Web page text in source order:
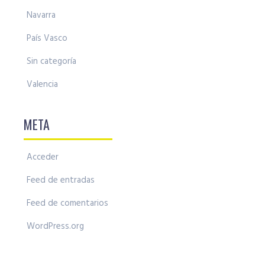
Navarra
País Vasco
Sin categoría
Valencia
META
Acceder
Feed de entradas
Feed de comentarios
WordPress.org